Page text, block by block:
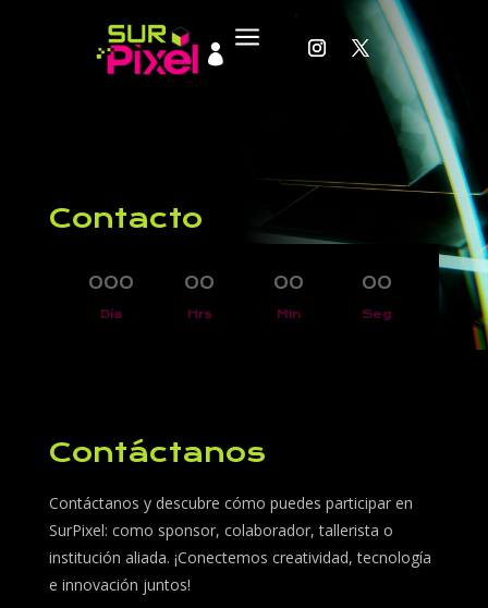
 a
Contacto
000
Día
00
Hrs
00
Min
00
Seg
Contáctanos
Contáctanos y descubre cómo puedes participar en
SurPixel: como sponsor, colaborador,tallerista o
institución aliada. ¡Conectemos creatividad,tecnología
e innovación juntos!